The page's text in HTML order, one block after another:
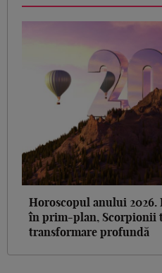
Horoscopul anului 2026.
în prim-plan, Scorpionii
transformare profundă